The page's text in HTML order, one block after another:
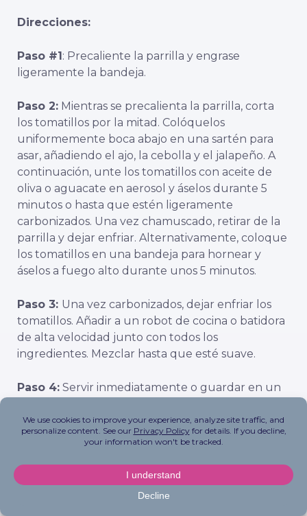
Direcciones:
Paso #1: Precaliente la parrilla y engrase
ligeramente la bandeja.
Paso 2: Mientras se precalienta la parrilla, corta
los tomatillos por la mitad. Colóquelos
uniformemente boca abajo en una sartén para
asar, añadiendo el ajo, la cebolla y el jalapeño. A
continuación, unte los tomatillos con aceite de
oliva o aguacate en aerosol y áselos durante 5
minutos o hasta que estén ligeramente
carbonizados. Una vez chamuscado, retirar de la
parrilla y dejar enfriar. Alternativamente, coloque
los tomatillos en una bandeja para hornear y
áselos a fuego alto durante unos 5 minutos.
Paso 3: Una vez carbonizados, dejar enfriar los
tomatillos. Añadir a un robot de cocina o batidora
de alta velocidad junto con todos los
ingredientes. Mezclar hasta que esté suave.
Paso 4: Servir inmediatamente o guardar en un
Sube la temperatura
con el delicioso sabor